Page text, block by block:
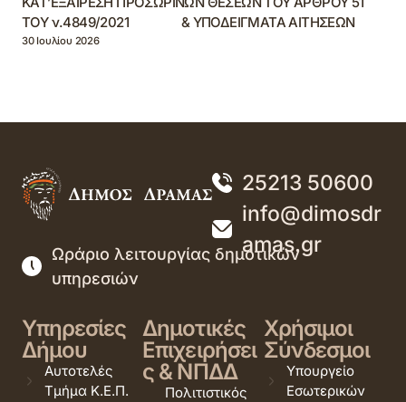
ΤΟΥ ν.4849/2021 & ΥΠΟΔΕΙΓΜΑΤΑ ΑΙΤΗΣΕΩΝ
30 Ιουλίου 2026
25213 50600
info@dimosdr
amas.gr
Ωράριο λειτουργίας δημοτικών
υπηρεσιών
Υπηρεσίες
Δήμου
Αυτοτελές
Τμήμα Κ.Ε.Π.
Δημοτικές
Επιχειρήσει
ς & ΝΠΔΔ
Πολιτιστικός
Χρήσιμοι
Σύνδεσμοι
Υπουργείο
Εσωτερικών